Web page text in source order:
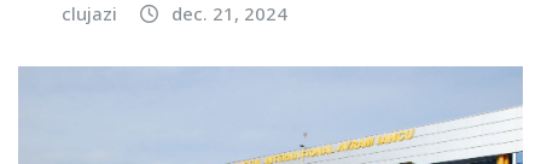
clujazi dec. 21, 2024